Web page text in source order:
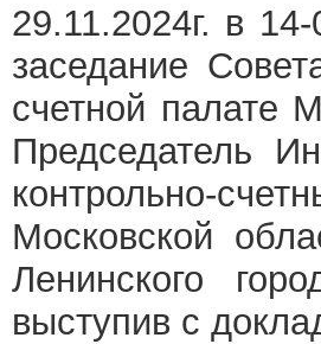
29.11.2024г. в
заседание
счетной палате
Председатель
контрольно-
Московской
Ленинского
выступив с